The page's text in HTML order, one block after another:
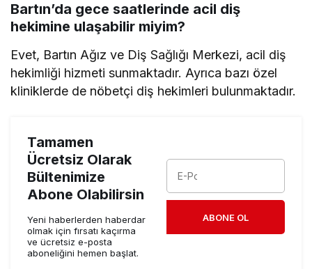
Bartın’da gece saatlerinde acil diş
hekimine ulaşabilir miyim?
Evet, Bartın Ağız ve Diş Sağlığı Merkezi, acil diş
hekimliği hizmeti sunmaktadır. Ayrıca bazı özel
kliniklerde de nöbetçi diş hekimleri bulunmaktadır.
Tamamen
Ücretsiz Olarak
Bültenimize
Abone Olabilirsin
Yeni haberlerden haberdar
olmak için fırsatı kaçırma
ve ücretsiz e-posta
aboneliğini hemen başlat.
ABONE OL